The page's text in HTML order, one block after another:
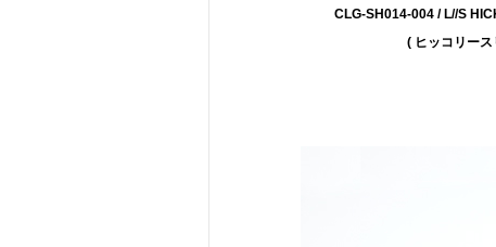
CLG-SH014-004 / L//S
( ヒッコリー